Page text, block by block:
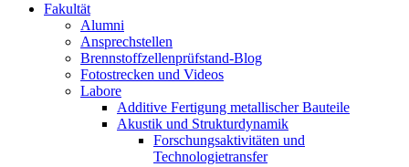
Fakultät
Alumni
Ansprechstellen
Brennstoffzellenprüfstand-Blog
Fotostrecken und Videos
Labore
Additive Fertigung metallischer Bauteile
Akustik und Strukturdynamik
Forschungsaktivitäten und
Technologietransfer